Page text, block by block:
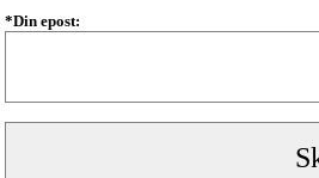
*Din epost: